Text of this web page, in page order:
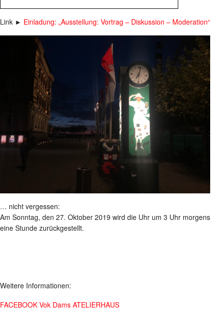
Link ► Einladung: „Ausstellung: Vortrag – Diskussion – Moderation“
… nicht vergessen:
Am Sonntag, den 27. Oktober 2019 wird die Uhr um 3 Uhr morgens
eine Stunde zurückgestellt.
Weitere Informationen:
FACEBOOK Vok Dams ATELIERHAUS